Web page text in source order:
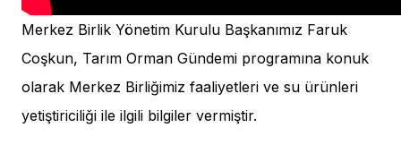
Merkez Birlik Yönetim Kurulu Başkanımız Faruk
Coşkun, Tarım Orman Gündemi programına konuk
olarak Merkez Birliğimiz faaliyetleri ve su ürünleri
yetiştiriciliği ile ilgili bilgiler vermiştir.